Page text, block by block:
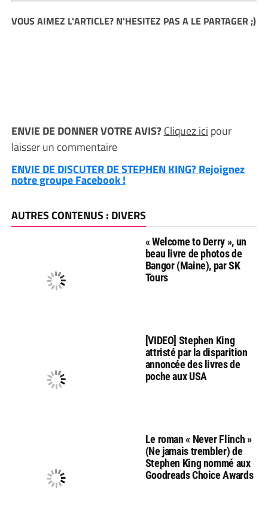
VOUS AIMEZ L'ARTICLE? N'HESITEZ PAS A LE PARTAGER ;)
ENVIE DE DONNER VOTRE AVIS?Cliquez ici pour
laisser un commentaire
ENVIE DE DISCUTER DE STEPHEN KING? Rejoignez
notre groupe Facebook !
AUTRES CONTENUS : DIVERS
« Welcome to Derry », un
beau livre de photos de
Bangor (Maine), par SK
Tours
[VIDEO] Stephen King
attristé par la disparition
annoncée des livres de
poche aux USA
Le roman « Never Flinch »
(Ne jamais trembler) de
Stephen King nommé aux
Goodreads Choice Awards